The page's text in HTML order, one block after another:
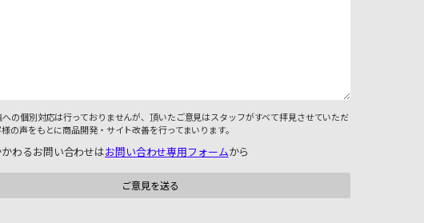
への個別対応は行っておりませんが、頂いたご意見はスタッフがすべて拝見させていただ
の声をもとに商品開発・サイト改善を行ってまいります。
わるお問い合わせはお問い合わせ専用フォームから